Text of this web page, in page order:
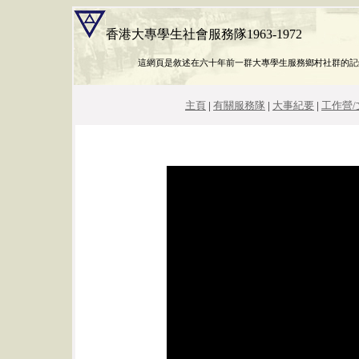
香港大專學生社會服務隊1963-1972
這網頁是敘述在六十年前一群大專學生服務鄉村社群的
主頁 | 有關服務隊 | 大事紀要 | 工作營/